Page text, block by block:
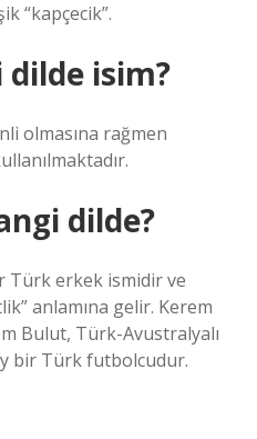
“kapçecik”.
isim?
olmasına rağmen
dilde?
Türk erkek ismidir ve
anlamına gelir. Kerem
Bulut, Türk-Avustralyalı
bir Türk futbolcudur.